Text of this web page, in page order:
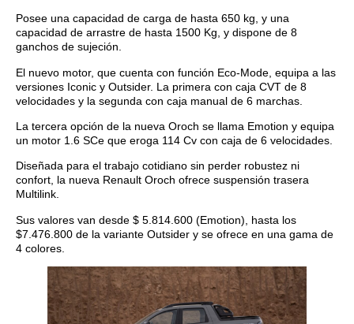
Posee una capacidad de carga de hasta 650 kg, y una
capacidad de arrastre de hasta 1500 Kg, y dispone de 8
ganchos de sujeción.
El nuevo motor, que cuenta con función Eco-Mode, equipa a las
versiones Iconic y Outsider. La primera con caja CVT de 8
velocidades y la segunda con caja manual de 6 marchas.
La tercera opción de la nueva Oroch se llama Emotion y equipa
un motor 1.6 SCe que eroga 114 Cv con caja de 6 velocidades.
Diseñada para el trabajo cotidiano sin perder robustez ni
confort, la nueva Renault Oroch ofrece suspensión trasera
Multilink.
Sus valores van desde $ 5.814.600 (Emotion), hasta los
$7.476.800 de la variante Outsider y se ofrece en una gama de
4 colores.